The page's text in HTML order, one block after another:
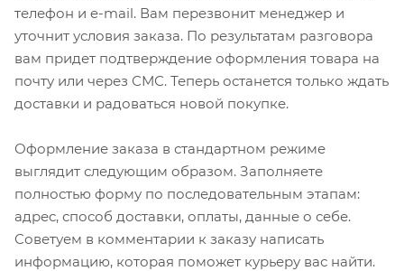
телефон и e-mail. Вам перезвонит менеджер и
уточнит условия заказа. По результатам разговора
вам придет подтверждение оформления товара на
почту или через СМС. Теперь останется только ждать
доставки и радоваться новой покупке.
Оформление заказа в стандартном режиме
выглядит следующим образом. Заполняете
полностью форму по последовательным этапам:
адрес, способ доставки, оплаты, данные о себе.
Советуем в комментарии к заказу написать
информацию, которая поможет курьеру вас найти.